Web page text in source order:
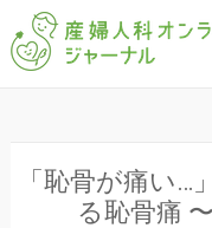
「恥骨が痛い…
る恥骨痛